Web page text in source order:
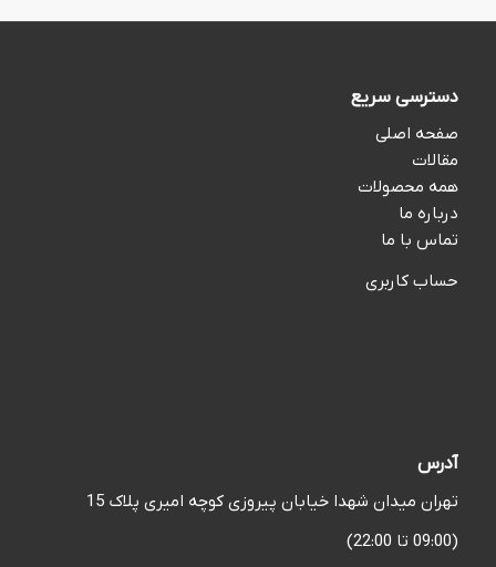
دسترسی سریع
صفحه اصلی
مقالات
همه محصولات
درباره ما
تماس با ما
حساب کاربری
آدرس
تهران میدان شهدا خیابان پیروزی کوچه امیری پلاک 15
(09:00 تا 22:00)